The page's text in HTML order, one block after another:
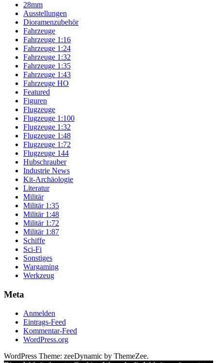
28mm
Ausstellungen
Dioramenzubehör
Fahrzeuge
Fahrzeuge 1:16
Fahrzeuge 1:24
Fahrzeuge 1:32
Fahrzeuge 1:35
Fahrzeuge 1:43
Fahrzeuge HO
Featured
Figuren
Flugzeuge
Flugzeuge 1:100
Flugzeuge 1:32
Flugzeuge 1:48
Flugzeuge 1:72
Flugzeuge 144
Hubschrauber
Industrie News
Kit-Archäologie
Literatur
Militär
Militär 1:35
Militär 1:48
Militär 1:72
Militär 1:87
Schiffe
Sci-Fi
Sonstiges
Wargaming
Werkzeug
Meta
Anmelden
Eintrags-Feed
Kommentar-Feed
WordPress.org
WordPress Theme: zeeDynamic by ThemeZee.